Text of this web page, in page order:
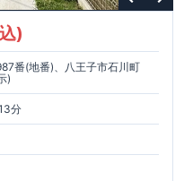
)
番(地番)、八王子市石川町
)
分